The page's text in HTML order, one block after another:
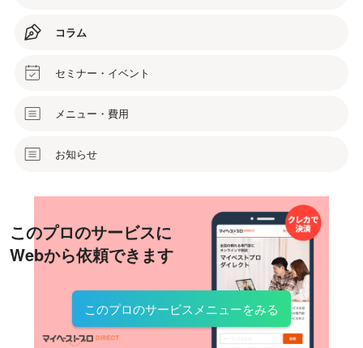
コラム
セミナー・イベント
メニュー・費用
お知らせ
このプロのサービスに
Webから依頼できます
このプロのサービスメニューをみる